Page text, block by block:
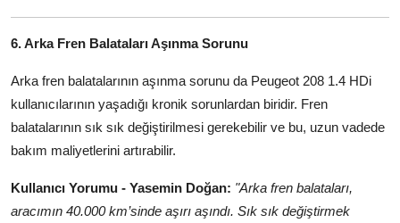
6. Arka Fren Balataları Aşınma Sorunu
Arka fren balatalarının aşınma sorunu da Peugeot 208 1.4 HDi
kullanıcılarının yaşadığı kronik sorunlardan biridir. Fren
balatalarının sık sık değiştirilmesi gerekebilir ve bu, uzun vadede
bakım maliyetlerini artırabilir.
Kullanıcı Yorumu - Yasemin Doğan: "Arka fren balataları,
aracımın 40.000 km’sinde aşırı aşındı. Sık sık değiştirmek